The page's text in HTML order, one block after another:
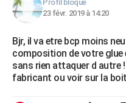
Profil bloqué
23 févr. 2019 à 14:20
Bjr, il va etre bcp moins
composition de votre glue
sans rien attaquer d autre
fabricant ou voir sur la